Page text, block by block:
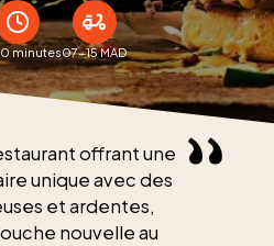
minutes07-15 MAD
offrant une
unique avec des
et ardentes,
nouvelle au